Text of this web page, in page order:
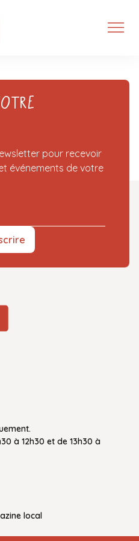
pour recevoir
événements de votre
à 12h30 et de 13h30 à
local